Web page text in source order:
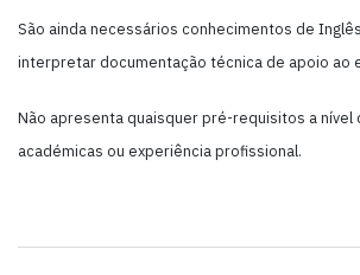
São ainda necessários conhecimentos de
interpretar documentação técnica de apoio ao
Não apresenta quaisquer pré-requisitos a nível
académicas ou experiência profissional.